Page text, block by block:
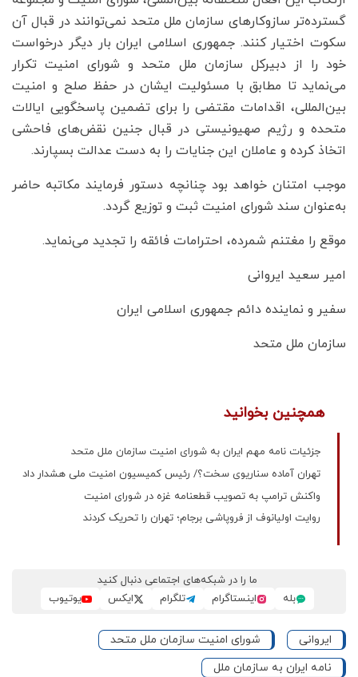
گسترده‌تر سازوکارهای سازمان ملل متحد نمی‌توانند در قبال آن
سکوت اختیار کنند. جمهوری اسلامی ایران بار دیگر درخواست
خود را از دبیرکل سازمان ملل متحد و شورای امنیت تکرار
می‌نماید تا مطابق با مسئولیت ایشان در حفظ صلح و امنیت
بین‌المللی، اقدامات مقتضی را برای تضمین پاسخگویی ایالات
متحده و رژیم صهیونیستی در قبال جنین نقض‌های فاحشی
اتخاذ کرده و عاملان این جنایات را به دست عدالت بسپارند.
موجب امتنان خواهد بود چنانچه دستور فرمایند مکاتبه حاضر
به‌عنوان سند شورای امنیت ثبت و توزیع گردد.
موقع را مغتنم شمرده، احترامات فائقه را تجدید می‌نماید.
امیر سعید ایروانی
سفیر و نماینده دائم جمهوری اسلامی ایران
سازمان ملل متحد
همچنین بخوانید
جزئیات نامه مهم ایران به شورای امنیت سازمان ملل متحد
تهران آماده سناریوی سخت؟/ رئیس کمیسیون امنیت ملی هشدار داد
واکنش ترامپ به تصویب قطعنامه غزه در شورای امنیت
روایت اولیانوف از فروپاشی برجام؛ تهران را تحریک کردند
ما را در شبکه‌های اجتماعی دنبال کنید
بله
اینستاگرام تلگرام ایکس یوتیوب
ایروانی
شورای امنیت سازمان ملل متحد
نامه ایران به سازمان ملل